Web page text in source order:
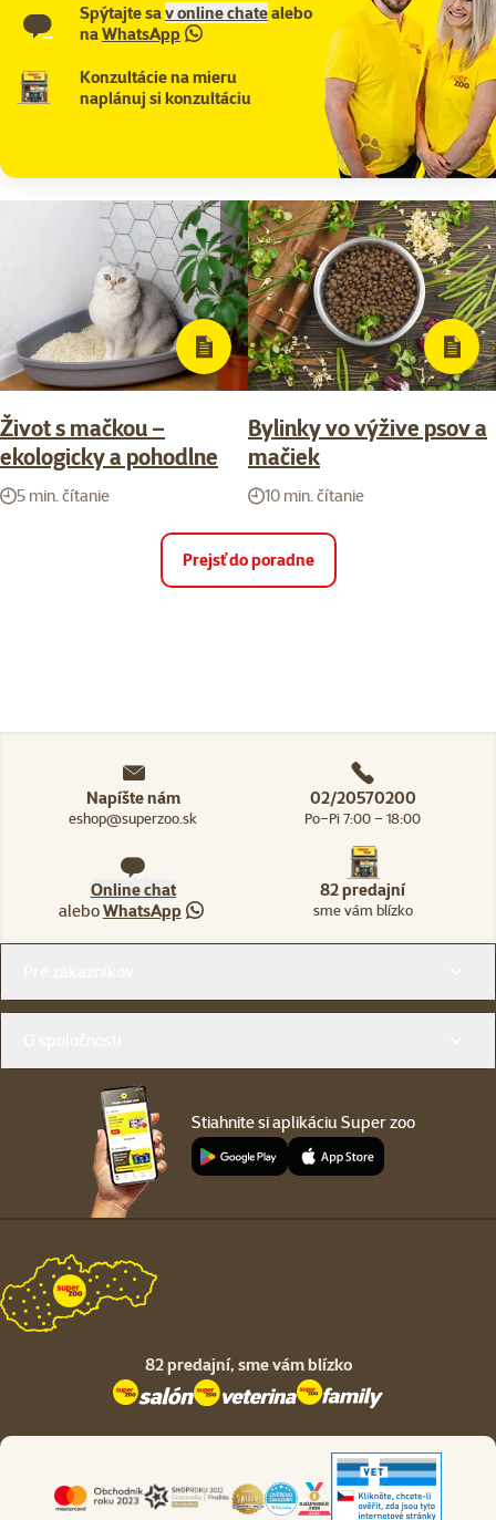
Spýtajte sav online chatealebo
naWhatsApp
Konzultácie na mieru
naplánuj si konzultáciu
Život s mačkou –
ekologicky a pohodlne
5 min. čítanie
Bylinky vo výžive psov a
mačiek
10 min. čítanie
Prejsť do poradne
Napíšte nám
eshop@superzoo.sk
02/20570200
Po–Pi 7:00 – 18:00
Online chat
aleboWhatsApp
82 predajní
sme vám blízko
Stiahnite si aplikáciu Super zoo
82 predajní, sme vám blízko